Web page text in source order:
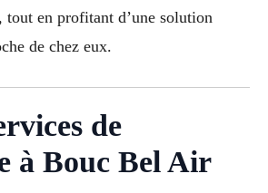
tout en profitant d’une solution
de chez eux.
de
à Bouc Bel Air